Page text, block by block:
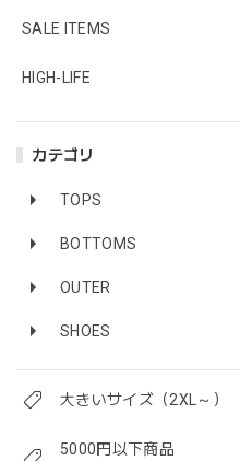
SALE ITEMS
HIGH-LIFE
カテゴリ
TOPS
BOTTOMS
OUTER
SHOES
大きいサイズ（2XL～）
5000円以下商品